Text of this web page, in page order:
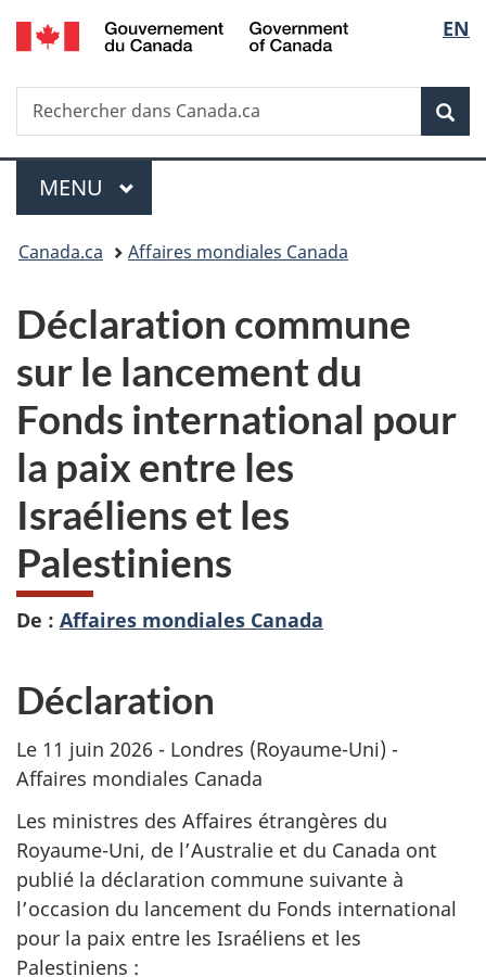
Passer
au
principal
Passer
à
Au
du
Passer
à
version
simplifiée
de
la
EN
Recherche
Rechercher
dans
Menu
MENU PRINCIPAL
Vous
ici :
Canada.ca Affaires mondiales Canada
Déclaration commune
sur le lancement du
Fonds international pour
la paix entre les
Israéliens et les
Palestiniens
De : Affaires mondiales Canada
Déclaration
Le 11 juin 2026 - Londres (Royaume-Uni) -
Affaires mondiales Canada
Les ministres des Affaires étrangères du
Royaume-Uni, de l’Australie et du Canada ont
publié la déclaration commune suivante à
l’occasion du lancement du Fonds international
pour la paix entre les Israéliens et les
Palestiniens :